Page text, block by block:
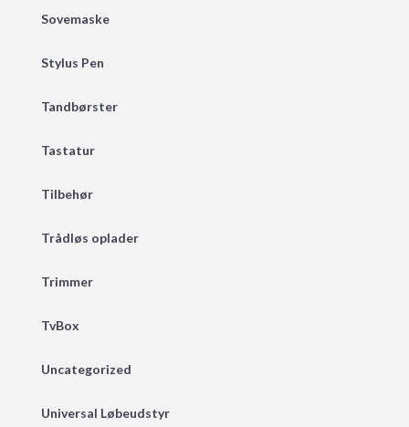
Sovemaske
Stylus Pen
Tandbørster
Tastatur
Tilbehør
Trådløs oplader
Trimmer
TvBox
Uncategorized
Universal Løbeudstyr